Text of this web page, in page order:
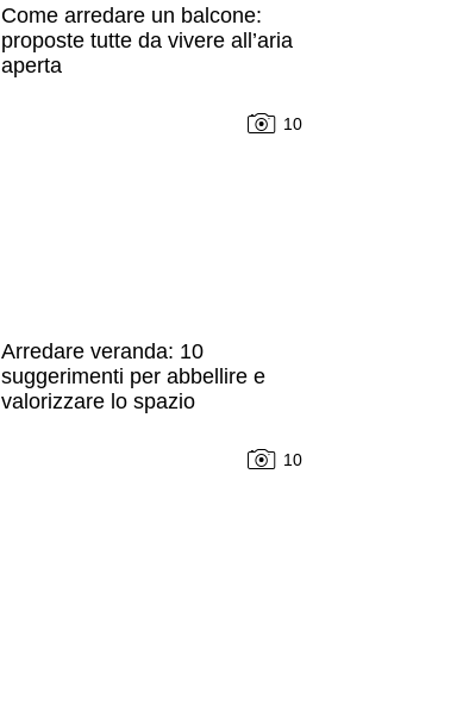
Come arredare un balcone:
proposte tutte da vivere all’aria
aperta
10
Arredare veranda: 10
suggerimenti per abbellire e
valorizzare lo spazio
10